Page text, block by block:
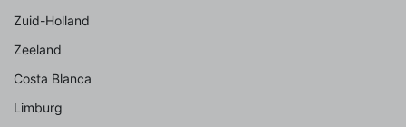
Zuid-Holland
Zeeland
Costa Blanca
Limburg